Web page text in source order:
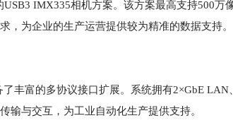
IMX335相机方案。该方案最高支持500万
，为企业的生产运营提供较为精准的数据支持。
丰富的多协议接口扩展。系统拥有2×GbE LAN
输与交互，为工业自动化生产提供支持。